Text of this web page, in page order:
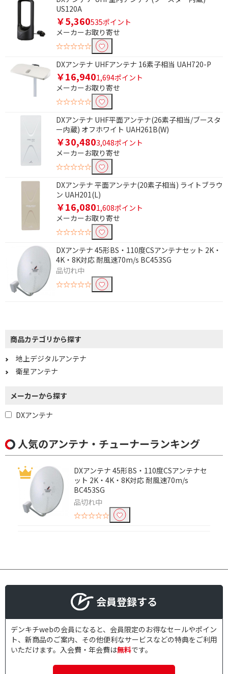
US120A
￥5,360535ポイント
メーカーお取り寄せ
☆☆☆☆☆
DXアンテナ UHFアンテナ 16素子相当 UAH720-P
￥16,9401,694ポイント
メーカーお取り寄せ
☆☆☆☆☆
DXアンテナ UHF平面アンテナ(26素子相当/ブースタ
ー内蔵) オフホワイト UAH261B(W)
￥30,4803,048ポイント
メーカーお取り寄せ
☆☆☆☆☆
DXアンテナ 平面アンテナ(20素子相当) ライトブラウ
ン UAH201(L)
￥16,0801,608ポイント
メーカーお取り寄せ
☆☆☆☆☆
DXアンテナ 45形BS・110度CSアンテナセット 2K・
4K・8K対応 耐風速70m/s BC453SG
品切れ中
☆☆☆☆☆
商品カテゴリから探す
地上デジタルアンテナ
衛星アンテナ
メーカーから探す
DXアンテナ
円
円
人気のアンテナ・チューナーランキング
DXアンテナ 45形BS・110度CSアンテナセ
ット 2K・4K・8K対応 耐風速70m/s
BC453SG
品切れ中
☆☆☆☆☆
会員登録する
デンキチwebの会員になると、会員限定のお得なセールやポイン
ト、新商品のご案内、その他便利なサービスなどの特典をご利用
いただけます。入会費・年会費は無料です。